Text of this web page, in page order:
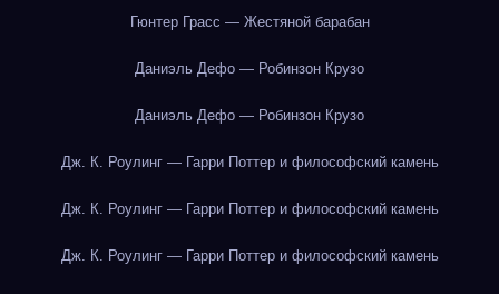
Гюнтер Грасс — Жестяной барабан
Даниэль Дефо — Робинзон Крузо
Даниэль Дефо — Робинзон Крузо
Дж. К. Роулинг — Гарри Поттер и философский камень
Дж. К. Роулинг — Гарри Поттер и философский камень
Дж. К. Роулинг — Гарри Поттер и философский камень